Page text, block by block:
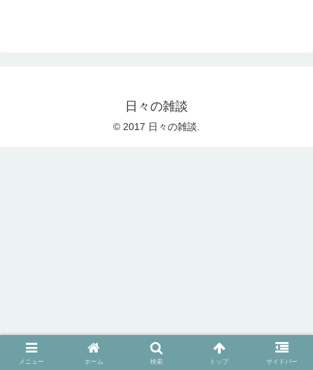
日々の雑談
© 2017 日々の雑談.
メニュー ホーム 検索 トップ サイドバー